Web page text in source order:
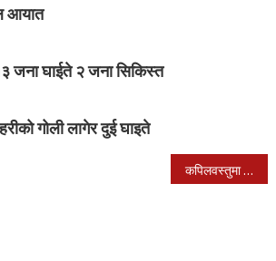
आयात
जना घाईते २ जना सिकिस्त
गोली लागेर दुई घाइते
कपिलवस्तुमा गोली प्रहार बाट प्रदेशसभा उम्मेदवारको हत्या